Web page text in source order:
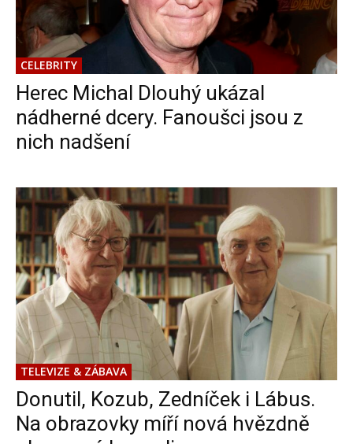
CELEBRITY
Herec Michal Dlouhý ukázal
nádherné dcery. Fanoušci jsou z
nich nadšení
TELEVIZE & ZÁBAVA
Donutil, Kozub, Zedníček i Lábus.
Na obrazovky míří nová hvězdně